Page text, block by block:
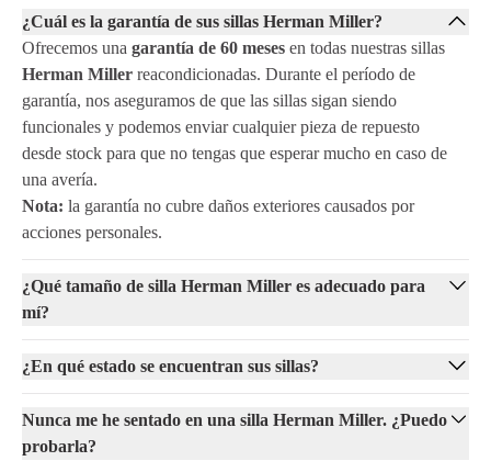
¿Cuál es la garantía de sus sillas Herman Miller?
Ofrecemos una garantía de 60 meses en todas nuestras sillas
Herman Miller reacondicionadas. Durante el período de
garantía, nos aseguramos de que las sillas sigan siendo
funcionales y podemos enviar cualquier pieza de repuesto
desde stock para que no tengas que esperar mucho en caso de
una avería.
Nota: la garantía no cubre daños exteriores causados por
acciones personales.
¿Qué tamaño de silla Herman Miller es adecuado para
mí?
¿En qué estado se encuentran sus sillas?
Nunca me he sentado en una silla Herman Miller. ¿Puedo
probarla?